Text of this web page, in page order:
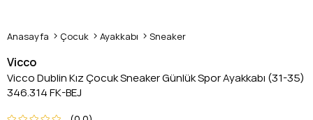
Anasayfa Çocuk Ayakkabı Sneaker
Vicco
Vicco Dublin Kız Çocuk Sneaker Günlük Spor Ayakkabı (31-35)
346.314 FK-BEJ